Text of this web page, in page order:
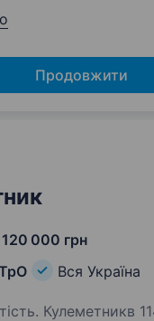
Продовжити
000 грн
Вся Україна
бригаду